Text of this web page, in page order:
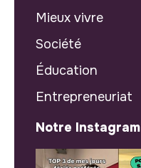
Mieux vivre
Société
Éducation
Entrepreneuriat
Notre Instagram